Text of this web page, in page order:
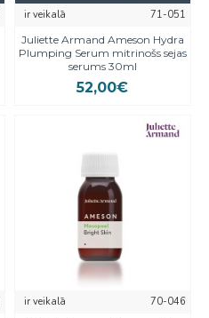
ir veikalā
71-051
Juliette Armand Ameson Hydra
Plumping Serum mitrinošs sejas
serums 30ml
52,00€
ir veikalā
70-046